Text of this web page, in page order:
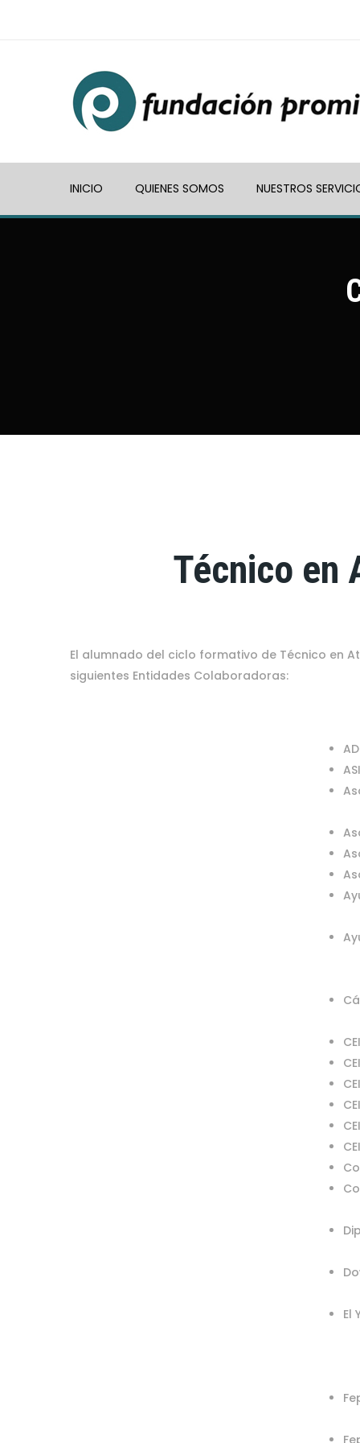
INICIO QUIENES SOMOS NUESTROS
Técnico en
El alumnado del ciclo formativo de Técnico en
siguientes Entidades Colaboradoras:
El